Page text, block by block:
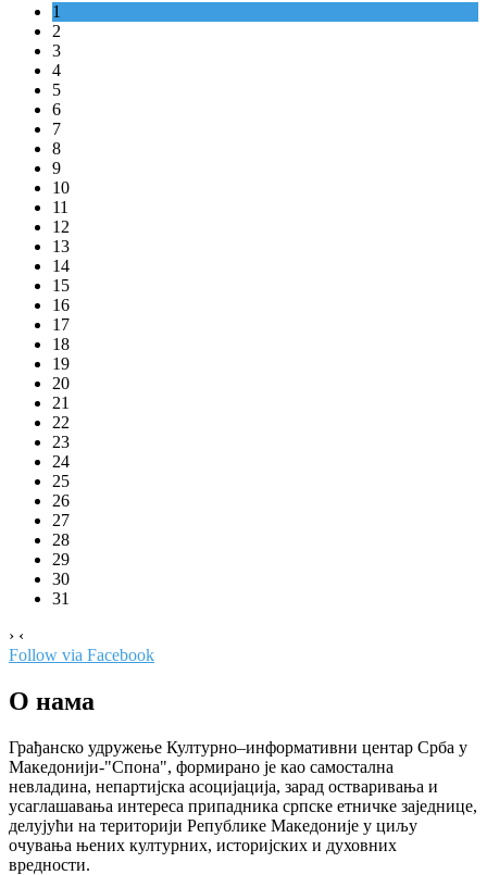
1
2
3
4
5
6
7
8
9
10
11
12
13
14
15
16
17
18
19
20
21
22
23
24
25
26
27
28
29
30
31
› ‹
Follow via Facebook
О нама
Грађанско удружење Културно–информативни центар Срба у
Македонији-"Спона", формирано је као самостална
невладина, непартијска асоцијација, зарад остваривања и
усаглашавања интереса припадника српске етничке заједнице,
делујући на територији Републике Македоније у циљу
очувања њених културних, историјских и духовних
вредности.